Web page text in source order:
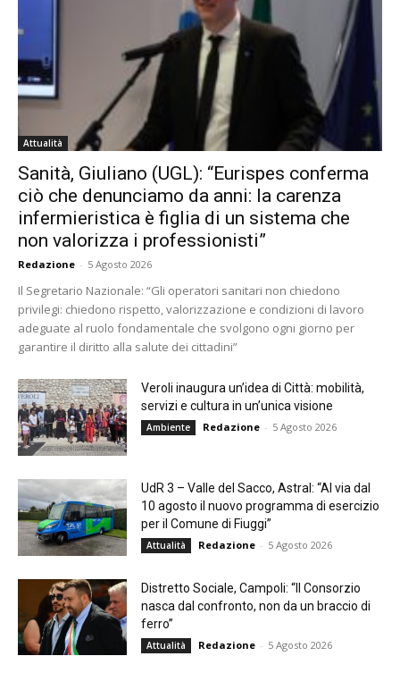
Attualità
Sanità, Giuliano (UGL): “Eurispes conferma
ciò che denunciamo da anni: la carenza
infermieristica è figlia di un sistema che
non valorizza i professionisti”
Redazione - 5 Agosto 2026
Il Segretario Nazionale: “Gli operatori sanitari non chiedono
privilegi: chiedono rispetto, valorizzazione e condizioni di lavoro
adeguate al ruolo fondamentale che svolgono ogni giorno per
garantire il diritto alla salute dei cittadini”
Veroli inaugura un’idea di Città: mobilità,
servizi e cultura in un’unica visione
Ambiente Redazione - 5 Agosto 2026
UdR 3 – Valle del Sacco, Astral: “Al via dal
10 agosto il nuovo programma di esercizio
per il Comune di Fiuggi”
Attualità Redazione - 5 Agosto 2026
Distretto Sociale, Campoli: “Il Consorzio
nasca dal confronto, non da un braccio di
ferro”
Attualità Redazione - 5 Agosto 2026